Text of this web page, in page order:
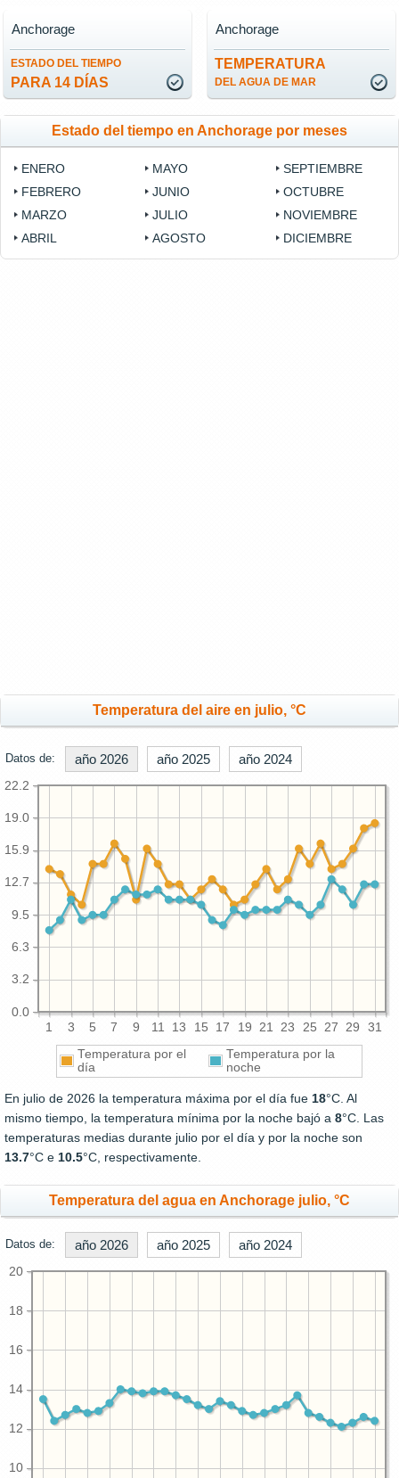
ESTADO DEL TIEMPO
PARA 14 DÍAS
Anchorage
TEMPERATURA
DEL AGUA DE MAR
Anchorage
Estado del tiempo en Anchorage por meses
ENERO
FEBRERO
MARZO
ABRIL
MAYO
JUNIO
JULIO
AGOSTO
SEPTIEMBRE
OCTUBRE
NOVIEMBRE
DICIEMBRE
Temperatura del aire en julio, °C
Datos de: año 2026 año 2025 año 2024
1 3 5 7 9 11 13 15 17 19 21 23 25 27 29 31
0.0
3.2
6.3
9.5
12.7
15.9
19.0
22.2
Temperatura por el
día
Temperatura por la
noche
En julio de 2026 la temperatura máxima por el día fue 18°C. Al
mismo tiempo, la temperatura mínima por la noche bajó a 8°C. Las
temperaturas medias durante julio por el día y por la noche son
13.7°C e 10.5°C, respectivamente.
Temperatura del agua en Anchorage julio, °C
Datos de: año 2026 año 2025 año 2024
10
12
14
16
18
20